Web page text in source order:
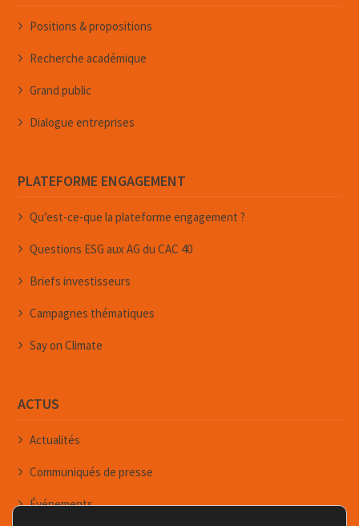
Positions & propositions
Recherche académique
Grand public
Dialogue entreprises
PLATEFORME ENGAGEMENT
Qu’est-ce-que la plateforme engagement ?
Questions ESG aux AG du CAC 40
Briefs investisseurs
Campagnes thématiques
Say on Climate
ACTUS
Actualités
Communiqués de presse
Événements